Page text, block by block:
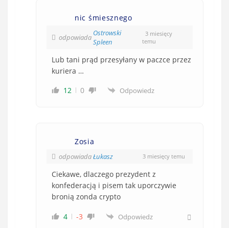
nic śmiesznego
odpowiada Ostrowski
Spleen
3 miesięcy
temu
Lub tani prąd przesyłany w paczce przez
kuriera …
12
0 Odpowiedz
Zosia
odpowiadaŁukasz 3 miesięcy temu
Ciekawe, dlaczego prezydent z
konfederacją i pisem tak uporczywie
bronią zonda crypto
4 -3 Odpowiedz